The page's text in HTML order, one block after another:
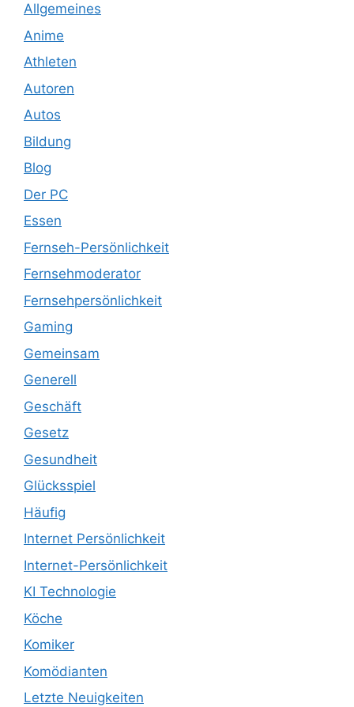
Allgemeines
Anime
Athleten
Autoren
Autos
Bildung
Blog
Der PC
Essen
Fernseh-Persönlichkeit
Fernsehmoderator
Fernsehpersönlichkeit
Gaming
Gemeinsam
Generell
Geschäft
Gesetz
Gesundheit
Glücksspiel
Häufig
Internet Persönlichkeit
Internet-Persönlichkeit
KI Technologie
Köche
Komiker
Komödianten
Letzte Neuigkeiten